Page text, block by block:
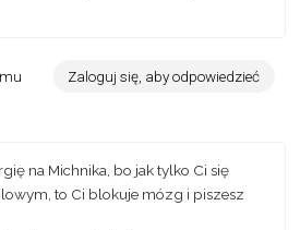
Zaloguj się, aby odpowiedzieć
na Michnika, bo jak tylko Ci się
to Ci blokuje mózg i piszesz